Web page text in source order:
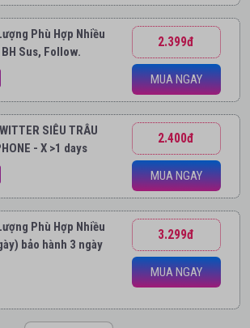
Phù Hợp Nhiều
Sus, Follow.
2.399đ
MUA NGAY
SIÊU TRÂU
- X >1 days
2.400đ
MUA NGAY
Phù Hợp Nhiều
bảo hành 3 ngày
3.299đ
MUA NGAY